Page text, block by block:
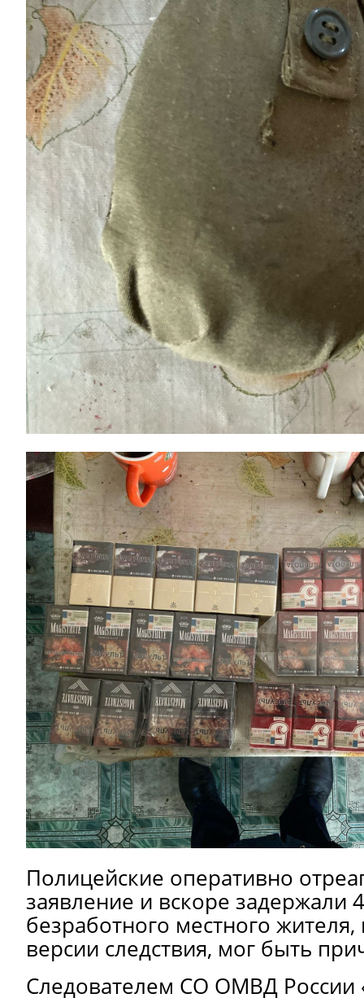
Полицейские оперативно
заявление и вскоре задержали
безработного местного
версии следствия, мог быть
Следователем СО ОМВД России